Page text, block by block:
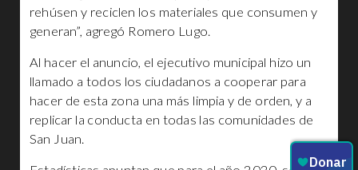
rehúsen y reciclen los materiales que consumen y
generan”, agregó Romero Lugo.
Al hacer el anuncio, el ejecutivo municipal hizo un
llamado a todos los ciudadanos a cooperar para
hacer de esta zona una más limpia y de orden, y a
replicar la conducta en todas las comunidades de
San Juan.